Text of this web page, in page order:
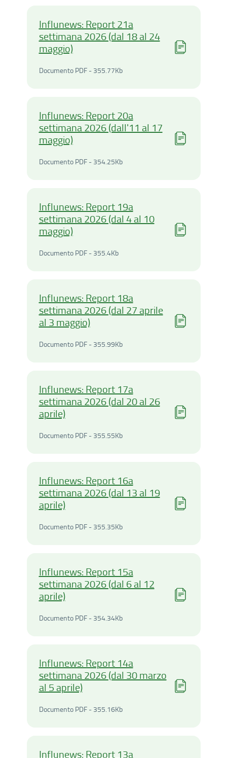
Influnews: Report 21a
settimana 2026 (dal 18 al 24
maggio)
Documento PDF - 355.77KbDocumento PDF -
Influnews: Report 20a
settimana 2026 (dall'11 al 17
maggio)
Documento PDF - 354.25KbDocumento PDF -
Influnews: Report 19a
settimana 2026 (dal 4 al 10
maggio)
Documento PDF - 355.4KbDocumento PDF -
Influnews: Report 18a
settimana 2026 (dal 27 aprile
al 3 maggio)
Documento PDF - 355.99KbDocumento PDF -
Influnews: Report 17a
settimana 2026 (dal 20 al 26
aprile)
Documento PDF - 355.55KbDocumento PDF -
Influnews: Report 16a
settimana 2026 (dal 13 al 19
aprile)
Documento PDF - 355.35KbDocumento PDF -
Influnews: Report 15a
settimana 2026 (dal 6 al 12
aprile)
Documento PDF - 354.34KbDocumento PDF -
Influnews: Report 14a
settimana 2026 (dal 30 marzo
al 5 aprile)
Documento PDF - 355.16KbDocumento PDF -
Influnews: Report 13a